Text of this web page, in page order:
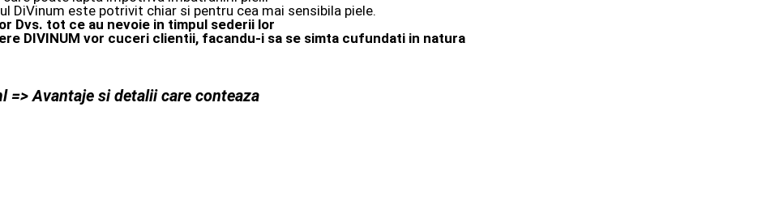
DiVinum este potrivit chiar si pentru cea mai sensibila piele.
Dvs. tot ce au nevoie in timpul sederii lor
DIVINUM vor cuceri clientii, facandu-i sa se simta cufundati in natura
=> Avantaje si detalii care conteaza